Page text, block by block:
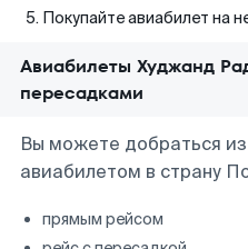
Покупайте авиабилет на
Авиабилеты Худжанд
пересадками
Вы можете добраться
авиабилетом в страну
прямым рейсом